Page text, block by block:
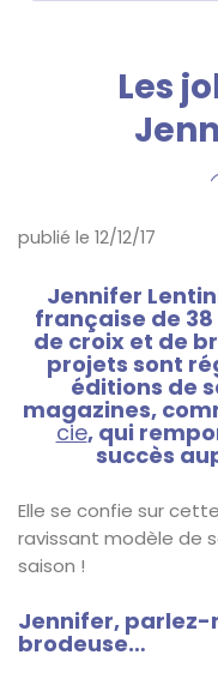
Les
publié le 12/12/17
Jennifer
française de
de croix et de
projets sont
éditions de
magazines,
cie, qui
succès
Elle se confie sur
ravissant modèle de
saison !
Jennifer, parlez-
brodeuse…